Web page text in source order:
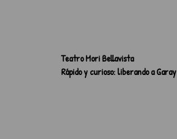
Teatro Mori Bellavista
Rápido y curioso: liberando a Garay